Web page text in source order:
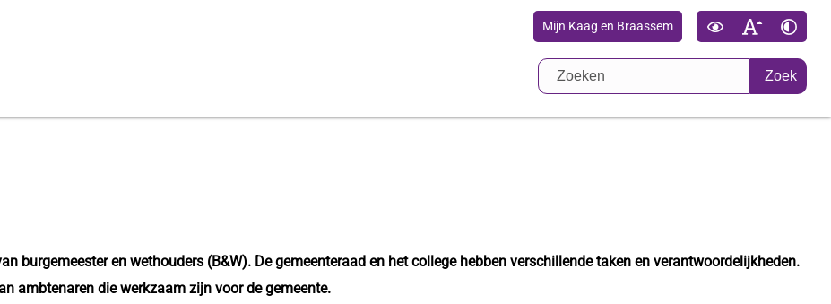
Mijn Kaag en Braassem
Zoek
burgemeester en wethouders (B&W). De gemeenteraad en het college hebben verschillende taken en verantwoordelijkheden.
ambtenaren die werkzaam zijn voor de gemeente.